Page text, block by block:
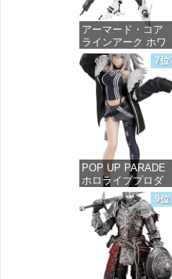
アーマード・コア
ラインアーク ホワ
イト・グリント 全
高約160mm 1/72ス
ケール プラモデル
価格：¥7,367
7位
POP UP PARADE
ホロライブプロダ
クション 獅白ぼた
ん ノンスケール プ
ラスチック製 塗装
済み完成品フィギ
価格：¥4,676
9位